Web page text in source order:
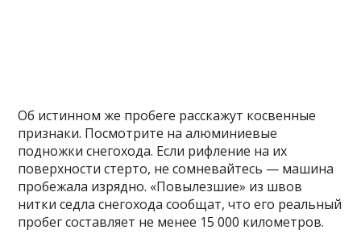
Об истинном же пробеге расскажут косвенные
признаки. Посмотрите на алюминиевые
подножки снегохода. Если рифление на их
поверхности стерто, не сомневайтесь — машина
пробежала изрядно. «Повылезшие» из швов
нитки седла снегохода сообщат, что его реальный
пробег составляет не менее 15 000 километров.